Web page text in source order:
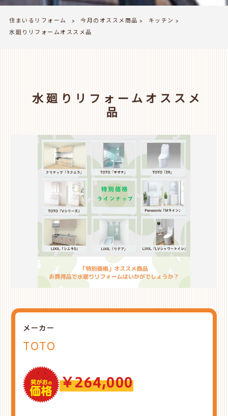
住まいるリフォーム > 今月のオススメ商品 > キッチン >
水廻りリフォームオススメ品
水廻りリフォームオススメ
品
メーカー
TOTO
￥264,000